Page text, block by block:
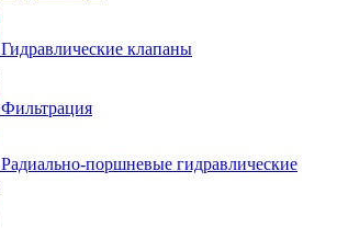
Гидравлические клапаны
Фильтрация
Радиально-поршневые гидравлические